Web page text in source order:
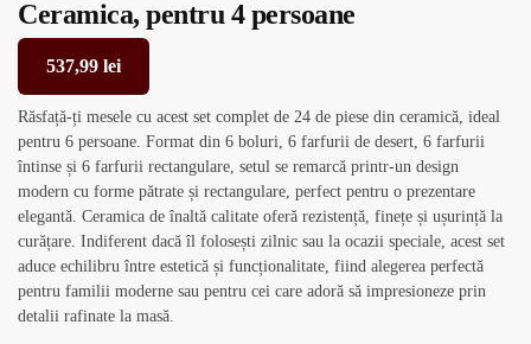
Ceramica, pentru 4 persoane
537,99 lei
Răsfață-ți mesele cu acest set complet de 24 de piese din ceramică, ideal
pentru 6 persoane. Format din 6 boluri, 6 farfurii de desert, 6 farfurii
întinse și 6 farfurii rectangulare, setul se remarcă printr-un design
modern cu forme pătrate și rectangulare, perfect pentru o prezentare
elegantă. Ceramica de înaltă calitate oferă rezistență, finețe și ușurință la
curățare. Indiferent dacă îl folosești zilnic sau la ocazii speciale, acest set
aduce echilibru între estetică și funcționalitate, fiind alegerea perfectă
pentru familii moderne sau pentru cei care adoră să impresioneze prin
detalii rafinate la masă.